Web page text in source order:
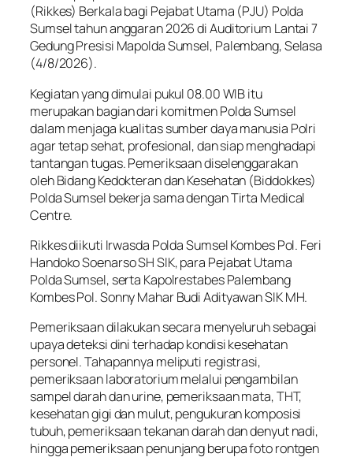
(Rikkes) Berkala bagi Pejabat Utama (PJU) Polda
Sumsel tahun anggaran 2026 di Auditorium Lantai 7
Gedung Presisi Mapolda Sumsel, Palembang, Selasa
(4/8/2026).
Kegiatan yang dimulai pukul 08.00 WIB itu
merupakan bagian dari komitmen Polda Sumsel
dalam menjaga kualitas sumber daya manusia Polri
agar tetap sehat, profesional, dan siap menghadapi
tantangan tugas. Pemeriksaan diselenggarakan
oleh Bidang Kedokteran dan Kesehatan (Biddokkes)
Polda Sumsel bekerja sama dengan Tirta Medical
Centre.
Rikkes diikuti Irwasda Polda Sumsel Kombes Pol. Feri
Handoko Soenarso SH SIK, para Pejabat Utama
Polda Sumsel, serta Kapolrestabes Palembang
Kombes Pol. Sonny Mahar Budi Adityawan SIK MH.
Pemeriksaan dilakukan secara menyeluruh sebagai
upaya deteksi dini terhadap kondisi kesehatan
personel. Tahapannya meliputi registrasi,
pemeriksaan laboratorium melalui pengambilan
sampel darah dan urine, pemeriksaan mata, THT,
kesehatan gigi dan mulut, pengukuran komposisi
tubuh, pemeriksaan tekanan darah dan denyut nadi,
hingga pemeriksaan penunjang berupa foto rontgen